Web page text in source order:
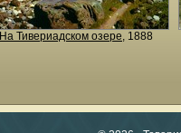
На Тивериадском озере, 1888